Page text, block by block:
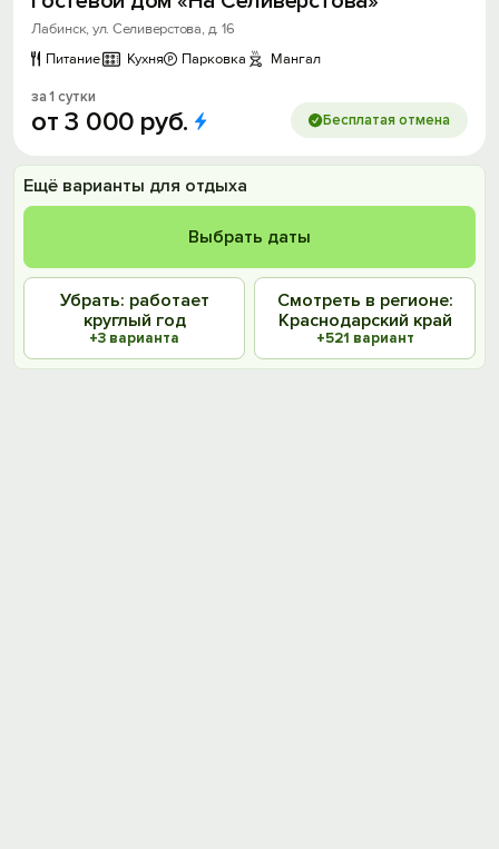
Лабинск, ул. Селиверстова, д. 16
Питание
Кухня Парковка Мангал
за 1 сутки
от3 000 руб. Бесплатая отмена
Ещё варианты для отдыха
Выбрать даты
Убрать: работает
круглый год
+3 варианта
Смотреть в регионе:
Краснодарский край
+521 вариант